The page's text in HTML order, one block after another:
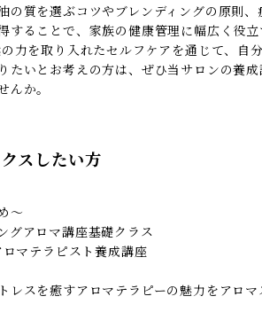
の質を選ぶコツやブレンディングの原則
することで、家族の健康管理に幅広く役
力を取り入れたセルフケアを通じて、自
たいとお考えの方は、ぜひ当サロンの養
んか。
スしたい方
～
グアロマ講座基礎クラス
マテラピスト養成講座
レスを癒すアロマテラピーの魅力をアロマ